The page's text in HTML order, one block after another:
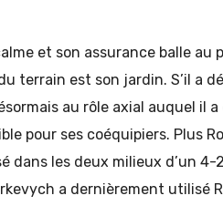
et son assurance balle au
terrain est son jardin. S’il a
au rôle axial auquel il
pour ses coéquipiers. Plus
dans les deux milieux d’un
a dernièrement utilisé